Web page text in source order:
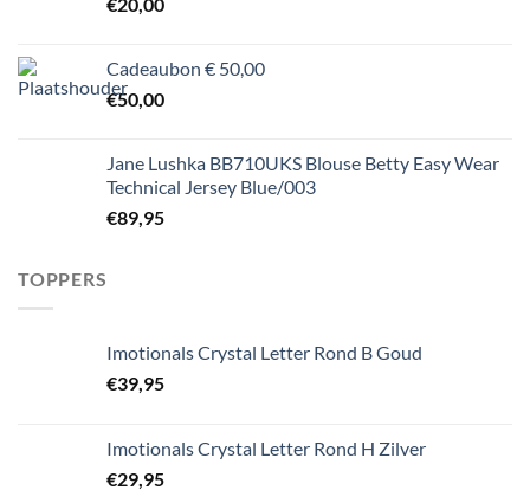
€20,00
Cadeaubon € 50,00
€50,00
Jane Lushka BB710UKS Blouse Betty Easy Wear
Technical Jersey Blue/003
€89,95
TOPPERS
Imotionals Crystal Letter Rond B Goud
€39,95
Imotionals Crystal Letter Rond H Zilver
€29,95